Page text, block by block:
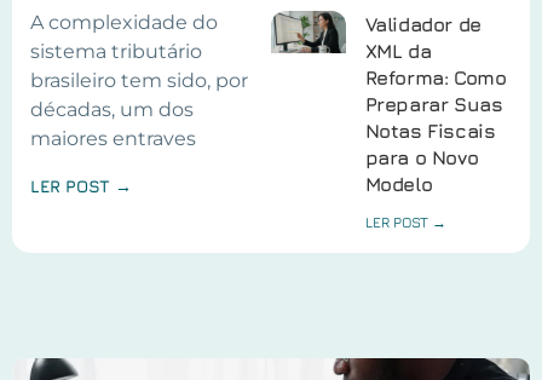
A complexidade do
sistema tributário
brasileiro tem sido, por
décadas, um dos
maiores entraves
LER POST →
Validador de
XML da
Reforma: Como
Preparar Suas
Notas Fiscais
para o Novo
Modelo
LER POST →